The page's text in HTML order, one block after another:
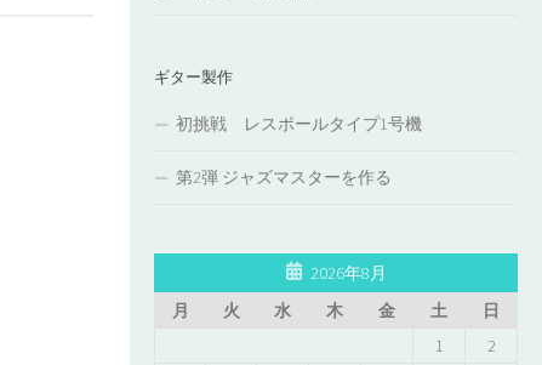
ギター製作
初挑戦 レスポールタイプ1号機
第2弾 ジャズマスターを作る
2026年8月
月
火 水 木 金 土
日
1
2